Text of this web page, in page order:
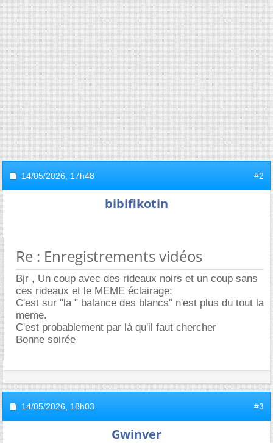
14/05/2026, 17h48 #2
bibifikotin
Re : Enregistrements vidéos
Bjr , Un coup avec des rideaux noirs et un coup sans
ces rideaux et le MEME éclairage;
C'est sur "la " balance des blancs" n'est plus du tout la
meme.
C'est probablement par là qu'il faut chercher
Bonne soirée
14/05/2026, 18h03 #3
Gwinver